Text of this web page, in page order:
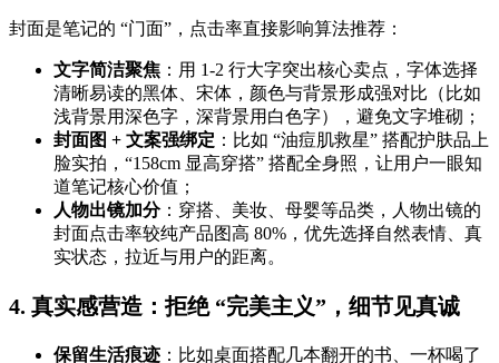
封面是笔记的 “门面”，点击率直接影响算法推荐：
文字简洁聚焦 ：用 1-2 行大字突出核心卖点，字体选择
清晰易读的黑体、宋体，颜色与背景形成强对比（比如
浅背景用深色字，深背景用白色字），避免文字堆砌；
封面图 + 文案强绑定 ：比如 “油痘肌救星” 搭配护肤品上
脸实拍，“158cm 显高穿搭” 搭配全身照，让用户一眼知
道笔记核心价值；
人物出镜加分：穿搭、美妆、母婴等品类，人物出镜的
封面点击率较纯产品图高 80%，优先选择自然表情、真
实状态，拉近与用户的距离。
4. 真实感营造：拒绝 “完美主义”，细节见真诚
保留生活痕迹 ：比如桌面搭配几本翻开的书、一杯喝了